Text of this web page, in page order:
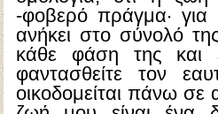
-φοβερό πράγμα· για
ανήκει στο σύνολό
κάθε φάση της και
φαντασθείτε τον
οικοδομείται πάνω σε